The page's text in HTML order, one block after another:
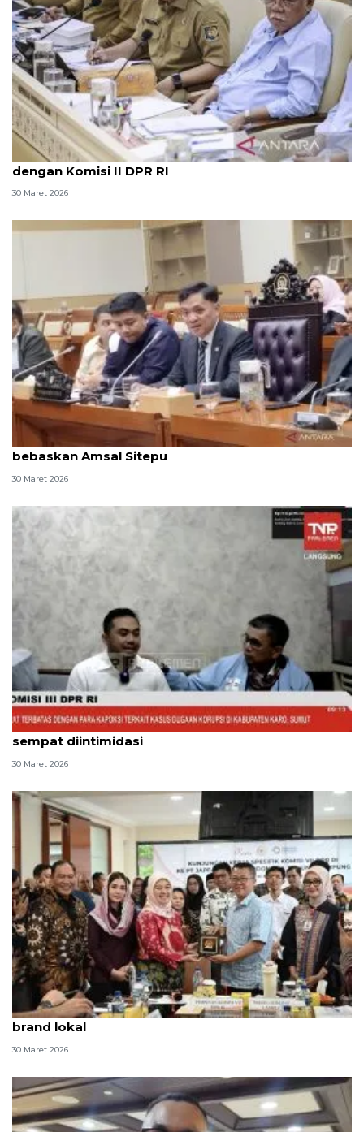
Mendagri jelaskan alasan sempat absen rapat
dengan Komisi II DPR RI
30 Maret 2026
Komisi III DPR serukan hakim pertimbangkan
bebaskan Amsal Sitepu
30 Maret 2026
Videografer Amsal mengadu ke Komisi III DPR
sempat diintimidasi
30 Maret 2026
DPR dorong "dupe culture" jadi peluang penguatan
brand lokal
30 Maret 2026